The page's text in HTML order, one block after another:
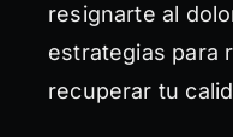
resignarte al
estrategias para
recuperar tu